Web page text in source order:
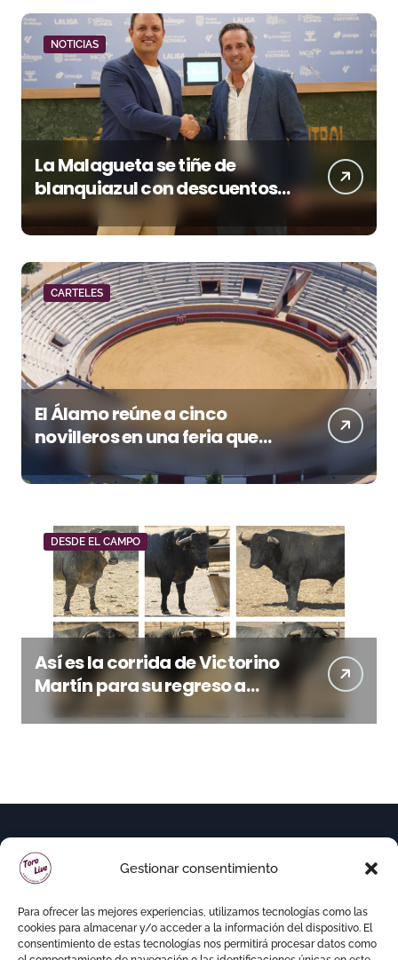
Gestionar consentimiento
Para ofrecer las mejores experiencias, utilizamos tecnologías como las
cookies para almacenar y/o acceder a la información del dispositivo. El
consentimiento de estas tecnologías nos permitirá procesar datos como
NOTICIAS
La Malagueta se tiñe de
blanquiazul con descuentos
y una corrida homenaje al
Málaga CF
CARTELES
El Álamo reúne a cinco
novilleros en una feria que
vuelve a mirar al futuro
DESDE EL CAMPO
Así es la corrida de Victorino
Martín para su regreso a
Huesca trece años después
(Imágenes)